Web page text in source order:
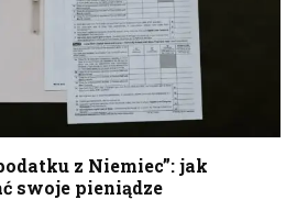
z Niemiec”: jak
swoje pieniądze